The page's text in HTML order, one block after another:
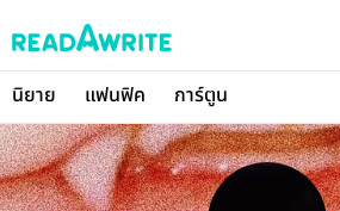
นิยาย แฟนฟิค การ์ตูน